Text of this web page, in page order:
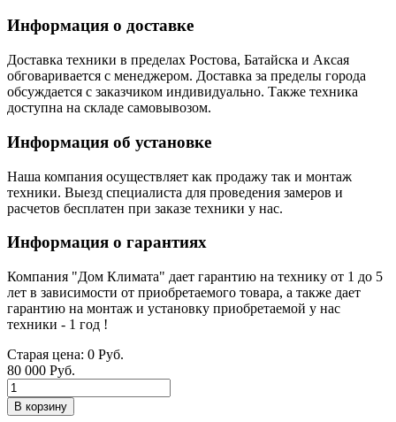
Информация о доставке
Доставка техники в пределах Ростова, Батайска и Аксая
обговаривается с менеджером. Доставка за пределы города
обсуждается с заказчиком индивидуально. Также техника
доступна на складе самовывозом.
Информация об установке
Наша компания осуществляет как продажу так и монтаж
техники. Выезд специалиста для проведения замеров и
расчетов бесплатен при заказе техники у нас.
Информация о гарантиях
Компания "Дом Климата" дает гарантию на технику от 1 до 5
лет в зависимости от приобретаемого товара, а также дает
гарантию на монтаж и установку приобретаемой у нас
техники - 1 год !
Старая цена: 0 Руб.
80 000 Руб.
В корзину